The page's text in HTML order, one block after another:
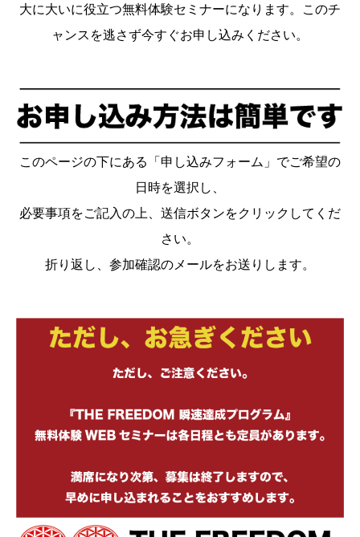
大に大いに役立つ無料体験セミナーになります。このチ
ャンスを逃さず今すぐお申し込みください。
このページの下にある「申し込みフォーム」でご希望の
日時を選択し、
必要事項をご記入の上、送信ボタンをクリックしてくだ
さい。
折り返し、参加確認のメールをお送りします。